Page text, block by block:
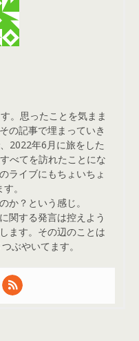
。思ったことを気まま
の記事で埋まっていき
2022年6月に旅をした
べてを訪れたことにな
ライブにもちょいちょ
。
か？という感じ。
関する発言は控えよう
ます。その辺のことは
ぶやいてます。